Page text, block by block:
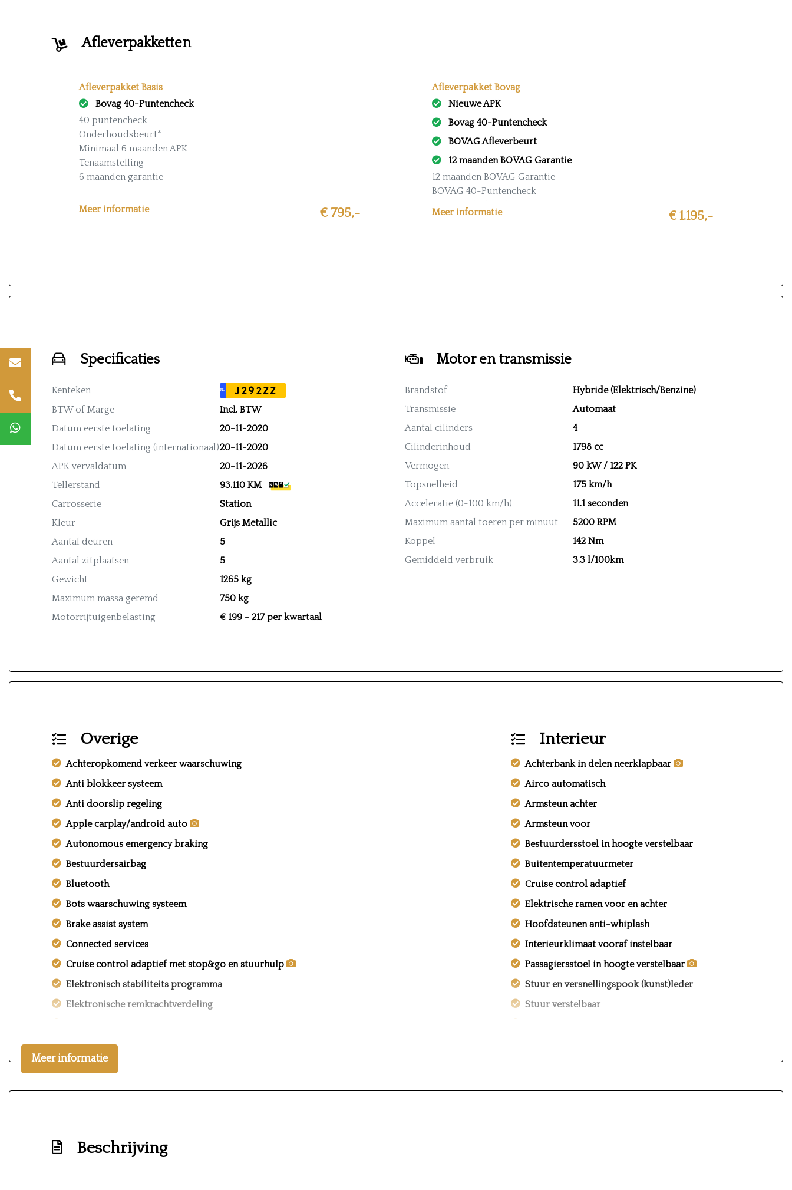
Afleverpakketten
Afleverpakket Basis
Bovag 40-Puntencheck
40 puntencheck
Onderhoudsbeurt*
Minimaal 6 maanden APK
Tenaamstelling
6 maanden garantie
* Exclusief banden en vervanging distributie
Meer informatie € 795,-
Afleverpakket Bovag
Nieuwe APK
Bovag 40-Puntencheck
BOVAG Afleverbeurt
12 maanden BOVAG Garantie
12 maanden BOVAG Garantie
BOVAG 40-Puntencheck
100% Onderhouden
Meer informatie € 1.195,-
Specificaties
Kenteken NL J292ZZ
BTW of Marge
Incl. BTW
Datum eerste toelating
20-11-2020
Datum eerste toelating (internationaal)20-11-2020
APK vervaldatum
20-11-2026
Tellerstand
93.110 KM
Carrosserie
Station
Kleur
Grijs Metallic
Aantal deuren
5
Aantal zitplaatsen
5
Gewicht
1265 kg
Maximum massa geremd
750 kg
Motorrijtuigenbelasting
€ 199 - 217 per kwartaal
Motor en transmissie
Brandstof
Hybride (Elektrisch/Benzine)
Transmissie
Automaat
Aantal cilinders
4
Cilinderinhoud
1798 cc
Vermogen
90 kW / 122 PK
Topsnelheid
175 km/h
Acceleratie (0-100 km/h)
11.1 seconden
Maximum aantal toeren per minuut
5200 RPM
Koppel
142 Nm
Gemiddeld verbruik
3.3 l/100km
Overige
Achteropkomend verkeer waarschuwing
Anti blokkeer systeem
Anti doorslip regeling
Apple carplay/android auto
Autonomous emergency braking
Bestuurdersairbag
Bluetooth
Bots waarschuwing systeem
Brake assist system
Connected services
Cruise control adaptief met stop&go en stuurhulp
Elektronisch stabiliteits programma
Elektronische remkrachtverdeling
Hoofd airbag(s) voor
Keyless start
Rijstrooksensor met correctie
Interieur
Achterbank in delen neerklapbaar
Airco automatisch
Armsteun achter
Armsteun voor
Bestuurdersstoel in hoogte verstelbaar
Buitentemperatuurmeter
Cruise control adaptief
Elektrische ramen voor en achter
Hoofdsteunen anti-whiplash
Interieurklimaat vooraf instelbaar
Passagiersstoel in hoogte verstelbaar
Stuur en versnellingspook (kunst)leder
Stuur verstelbaar
Meer informatie
Beschrijving